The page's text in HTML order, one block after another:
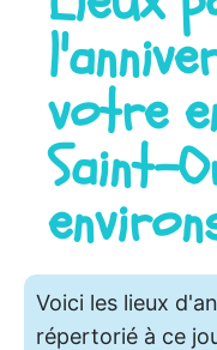
votre
Saint-
Voici les lieux
répertorié à ce